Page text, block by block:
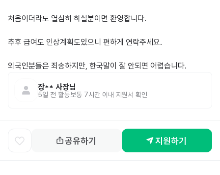
처음이더라도 열심히 하실분이면 환영합니다.
추후 급여도 인상계획도있으니 편하게 연락주세요.
장** 사장님
5일 전 활동보통 7시간 이내 지원서 확인
공유하기 지원하기